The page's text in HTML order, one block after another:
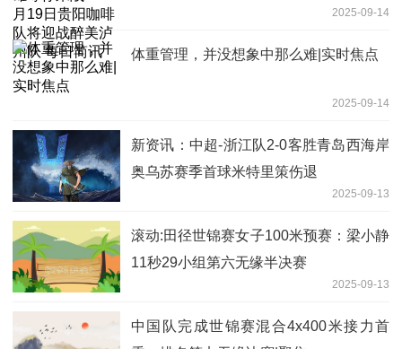
2025-09-14
体重管理，并没想象中那么难|实时焦点
2025-09-14
新资讯：中超-浙江队2-0客胜青岛西海岸
奥乌苏赛季首球米特里策伤退
2025-09-13
滚动:田径世锦赛女子100米预赛：梁小静
11秒29小组第六无缘半决赛
2025-09-13
中国队完成世锦赛混合4x400米接力首